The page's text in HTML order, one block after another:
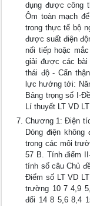
dụng được công
Ôm toàn mạch
trong thực tế bộ
được suất điện
nối tiếp hoặc
giải được các bài
thái độ - Cẩn
lực hướng tới:
Bảng trọng số I-
Lí thuyết LT VD
Chương 1: Điện
Dòng điện
trong các môi
57 B. Tính điểm
tính số câu Chủ
Điểm số LT VD
trường 10 7 4,9
đổi 14 8 5,6 8,4